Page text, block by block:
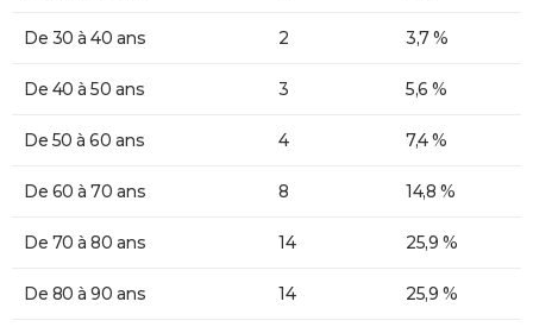
De 30 à 40 ans 2 3,7 %
De 40 à 50 ans 3 5,6 %
De 50 à 60 ans 4 7,4 %
De 60 à 70 ans 8 14,8 %
De 70 à 80 ans 14 25,9 %
De 80 à 90 ans 14 25,9 %